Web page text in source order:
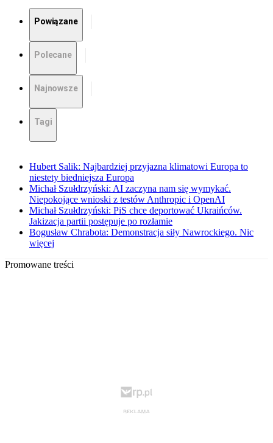
Powiązane
Polecane
Najnowsze
Tagi
Hubert Salik: Najbardziej przyjazna klimatowi Europa to
niestety biedniejsza Europa
Michał Szułdrzyński: AI zaczyna nam się wymykać.
Niepokojące wnioski z testów Anthropic i OpenAI
Michał Szułdrzyński: PiS chce deportować Ukraińców.
Jakizacja partii postępuje po rozłamie
Bogusław Chrabota: Demonstracja siły Nawrockiego. Nic
więcej
Promowane treści